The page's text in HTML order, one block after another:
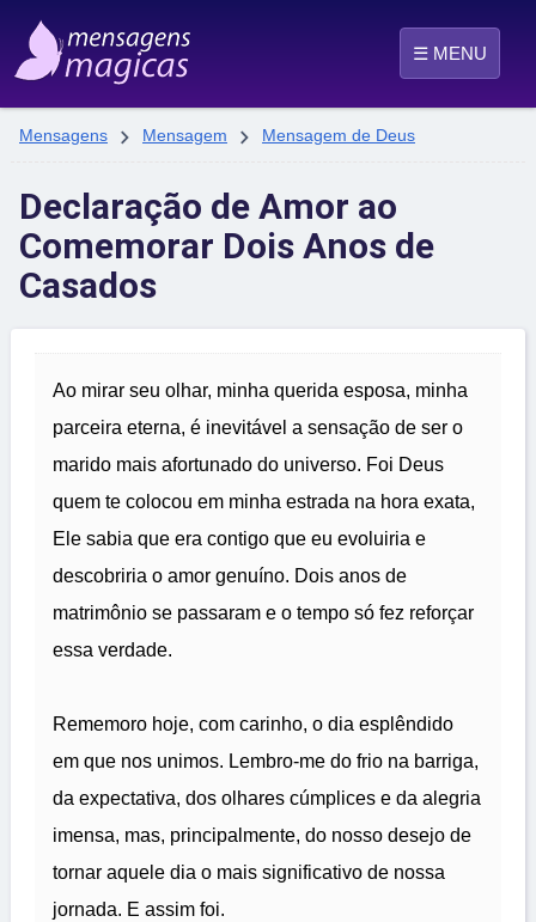
☰ MENU
Mensagens  Mensagem  Mensagem de Deus
Declaração de Amor ao
Comemorar Dois Anos de
Casados
Ao mirar seu olhar, minha querida esposa, minha
parceira eterna, é inevitável a sensação de ser o
marido mais afortunado do universo. Foi Deus
quem te colocou em minha estrada na hora exata,
Ele sabia que era contigo que eu evoluiria e
descobriria o amor genuíno. Dois anos de
matrimônio se passaram e o tempo só fez reforçar
essa verdade.
Rememoro hoje, com carinho, o dia esplêndido
em que nos unimos. Lembro-me do frio na barriga,
da expectativa, dos olhares cúmplices e da alegria
imensa, mas, principalmente, do nosso desejo de
tornar aquele dia o mais significativo de nossa
jornada. E assim foi.